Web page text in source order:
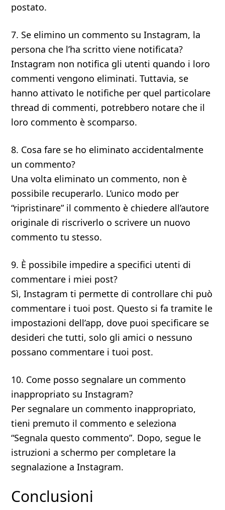
postato.
7. Se elimino un commento su Instagram, la
persona che l’ha scritto viene notificata?
Instagram non notifica gli utenti quando i loro
commenti vengono eliminati. Tuttavia, se
hanno attivato le notifiche per quel particolare
thread di commenti, potrebbero notare che il
loro commento è scomparso.
8. Cosa fare se ho eliminato accidentalmente
un commento?
Una volta eliminato un commento, non è
possibile recuperarlo. L’unico modo per
“ripristinare” il commento è chiedere all’autore
originale di riscriverlo o scrivere un nuovo
commento tu stesso.
9. È possibile impedire a specifici utenti di
commentare i miei post?
Sì, Instagram ti permette di controllare chi può
commentare i tuoi post. Questo si fa tramite le
impostazioni dell’app, dove puoi specificare se
desideri che tutti, solo gli amici o nessuno
possano commentare i tuoi post.
10. Come posso segnalare un commento
inappropriato su Instagram?
Per segnalare un commento inappropriato,
tieni premuto il commento e seleziona
“Segnala questo commento”. Dopo, segue le
istruzioni a schermo per completare la
segnalazione a Instagram.
Conclusioni